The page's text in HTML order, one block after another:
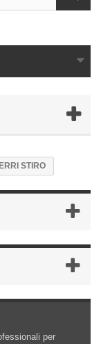
STIRO
per